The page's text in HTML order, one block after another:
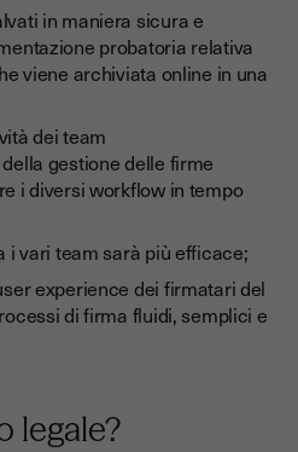
in maniera sicura e
probatoria relativa
viene archiviata online in una
dei team
gestione delle firme
i diversi workflow in tempo
i vari team sarà più efficace;
experience dei firmatari del
di firma fluidi, semplici e
legale?